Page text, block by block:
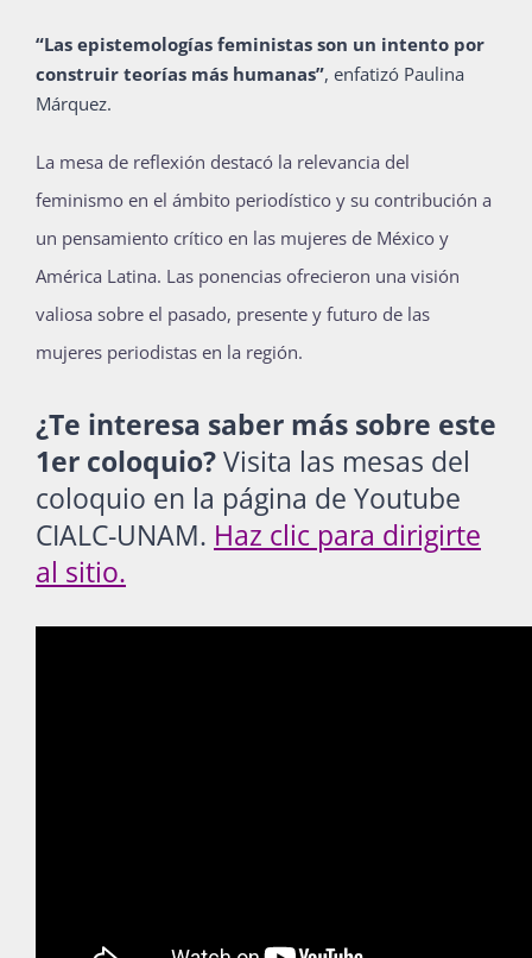
“Las epistemologías feministas son un intento por
construir teorías más humanas”, enfatizó Paulina
Márquez.
La mesa de reflexión destacó la relevancia del
feminismo en el ámbito periodístico y su contribución a
un pensamiento crítico en las mujeres de México y
América Latina. Las ponencias ofrecieron una visión
valiosa sobre el pasado, presente y futuro de las
mujeres periodistas en la región.
¿Te interesa saber más sobre este
1er coloquio?Visita las mesas del
coloquio en la página de Youtube
CIALC-UNAM. Haz clic para dirigirte
al sitio.